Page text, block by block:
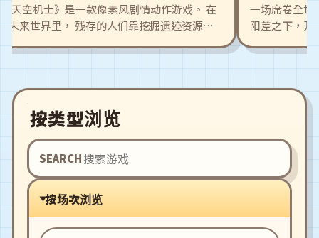
空机士》是一款像素风剧情动作游戏。 在
来世界里， 残存的人们靠挖掘遗迹资源生
在荒废的世界中航行，专门探索充满危险的
天在的遗迹战斗中意外发现一名失忆的女孩
塔来自于已消逝的遗迹文明，她的出现与
器人突然活化有着某种连结。 这也引起了
展开了激烈的战斗。 机士协会的伙伴们，
儿相继来帮忙。 游戏有着丰富的关卡与刺
多关卡也会有伙伴一起战斗！
一场席卷全世
阳差之下，开
出外冒险搜集
伙伴们，建造
按类型浏览
SEARCH
按场次浏览